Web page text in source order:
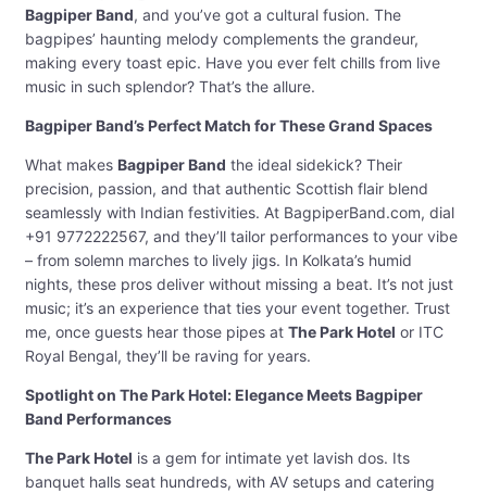
Bagpiper Band, and you’ve got a cultural fusion. The
bagpipes’ haunting melody complements the grandeur,
making every toast epic. Have you ever felt chills from live
music in such splendor? That’s the allure.
Bagpiper Band’s Perfect Match for These Grand Spaces
What makes Bagpiper Band the ideal sidekick? Their
precision, passion, and that authentic Scottish flair blend
seamlessly with Indian festivities. At BagpiperBand.com, dial
+91 9772222567, and they’ll tailor performances to your vibe
– from solemn marches to lively jigs. In Kolkata’s humid
nights, these pros deliver without missing a beat. It’s not just
music; it’s an experience that ties your event together. Trust
me, once guests hear those pipes at The Park Hotel or ITC
Royal Bengal, they’ll be raving for years.
Spotlight on The Park Hotel: Elegance Meets Bagpiper
Band Performances
The Park Hotel is a gem for intimate yet lavish dos. Its
banquet halls seat hundreds, with AV setups and catering